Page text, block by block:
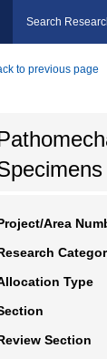
Search
to previous page
Area
Type
Section